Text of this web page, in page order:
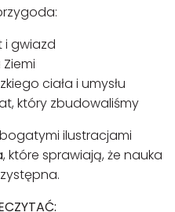
gwiazd
ciała i umysłu
który zbudowaliśmy
ilustracjami
, które sprawiają, że nauka